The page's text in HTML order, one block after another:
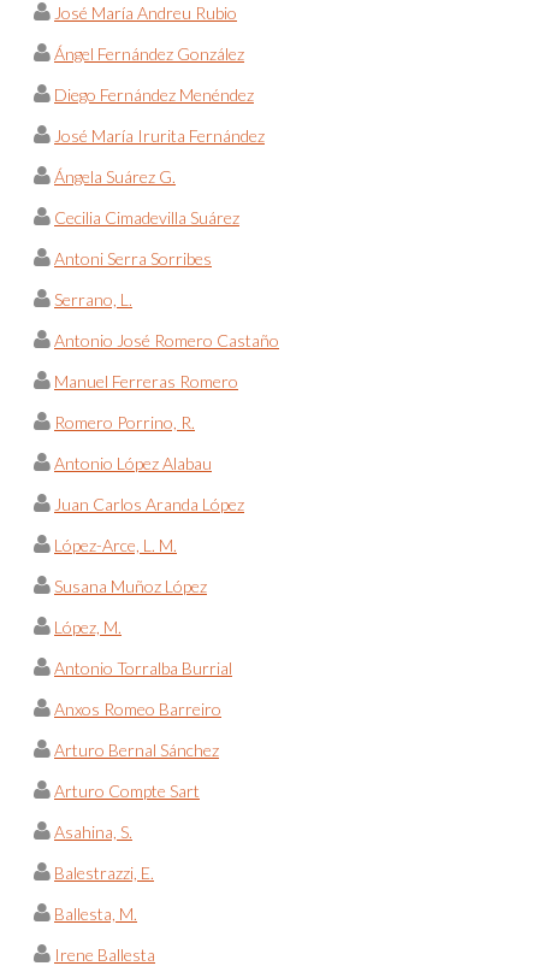
José María Andreu Rubio
Ángel Fernández González
Diego Fernández Menéndez
José María Irurita Fernández
Ángela Suárez G.
Cecilia Cimadevilla Suárez
Antoni Serra Sorribes
Serrano, L.
Antonio José Romero Castaño
Manuel Ferreras Romero
Romero Porrino, R.
Antonio López Alabau
Juan Carlos Aranda López
López-Arce, L. M.
Susana Muñoz López
López, M.
Antonio Torralba Burrial
Anxos Romeo Barreiro
Arturo Bernal Sánchez
Arturo Compte Sart
Asahina, S.
Balestrazzi, E.
Ballesta, M.
Irene Ballesta